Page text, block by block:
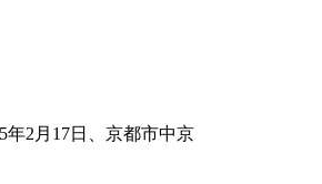
年2月17日、京都市中京